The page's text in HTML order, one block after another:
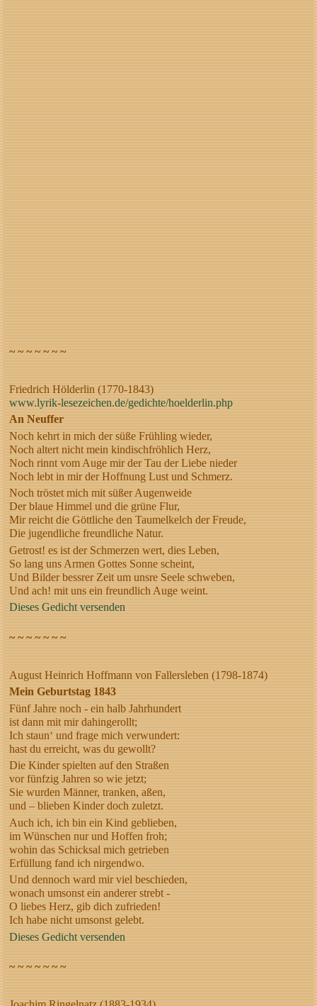
~ ~ ~ ~ ~ ~ ~
Friedrich Hölderlin (1770-1843)
www.lyrik-lesezeichen.de/gedichte/hoelderlin.php
An Neuffer
Noch kehrt in mich der süße Frühling wieder,
Noch altert nicht mein kindischfröhlich Herz,
Noch rinnt vom Auge mir der Tau der Liebe nieder
Noch lebt in mir der Hoffnung Lust und Schmerz.
Noch tröstet mich mit süßer Augenweide
Der blaue Himmel und die grüne Flur,
Mir reicht die Göttliche den Taumelkelch der Freude,
Die jugendliche freundliche Natur.
Getrost! es ist der Schmerzen wert, dies Leben,
So lang uns Armen Gottes Sonne scheint,
Und Bilder bessrer Zeit um unsre Seele schweben,
Und ach! mit uns ein freundlich Auge weint.
Dieses Gedicht versenden
~ ~ ~ ~ ~ ~ ~
August Heinrich Hoffmann von Fallersleben (1798-1874)
Mein Geburtstag 1843
Fünf Jahre noch - ein halb Jahrhundert
ist dann mit mir dahingerollt;
Ich staun‘ und frage mich verwundert:
hast du erreicht, was du gewollt?
Die Kinder spielten auf den Straßen
vor fünfzig Jahren so wie jetzt;
Sie wurden Männer, tranken, aßen,
und – blieben Kinder doch zuletzt.
Auch ich, ich bin ein Kind geblieben,
im Wünschen nur und Hoffen froh;
wohin das Schicksal mich getrieben
Erfüllung fand ich nirgendwo.
Und dennoch ward mir viel beschieden,
wonach umsonst ein anderer strebt -
O liebes Herz, gib dich zufrieden!
Ich habe nicht umsonst gelebt.
Dieses Gedicht versenden
~ ~ ~ ~ ~ ~ ~